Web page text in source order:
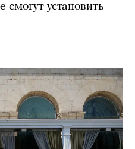
смогут установить